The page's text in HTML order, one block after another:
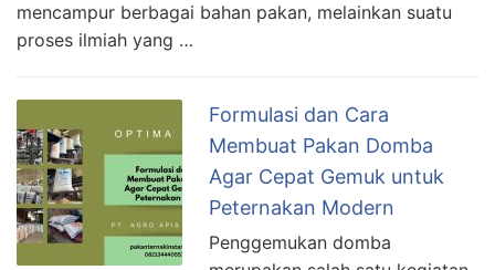
mencampur berbagai bahan pakan, melainkan suatu
proses ilmiah yang …
Formulasi dan Cara
Membuat Pakan Domba
Agar Cepat Gemuk untuk
Peternakan Modern
Penggemukan domba